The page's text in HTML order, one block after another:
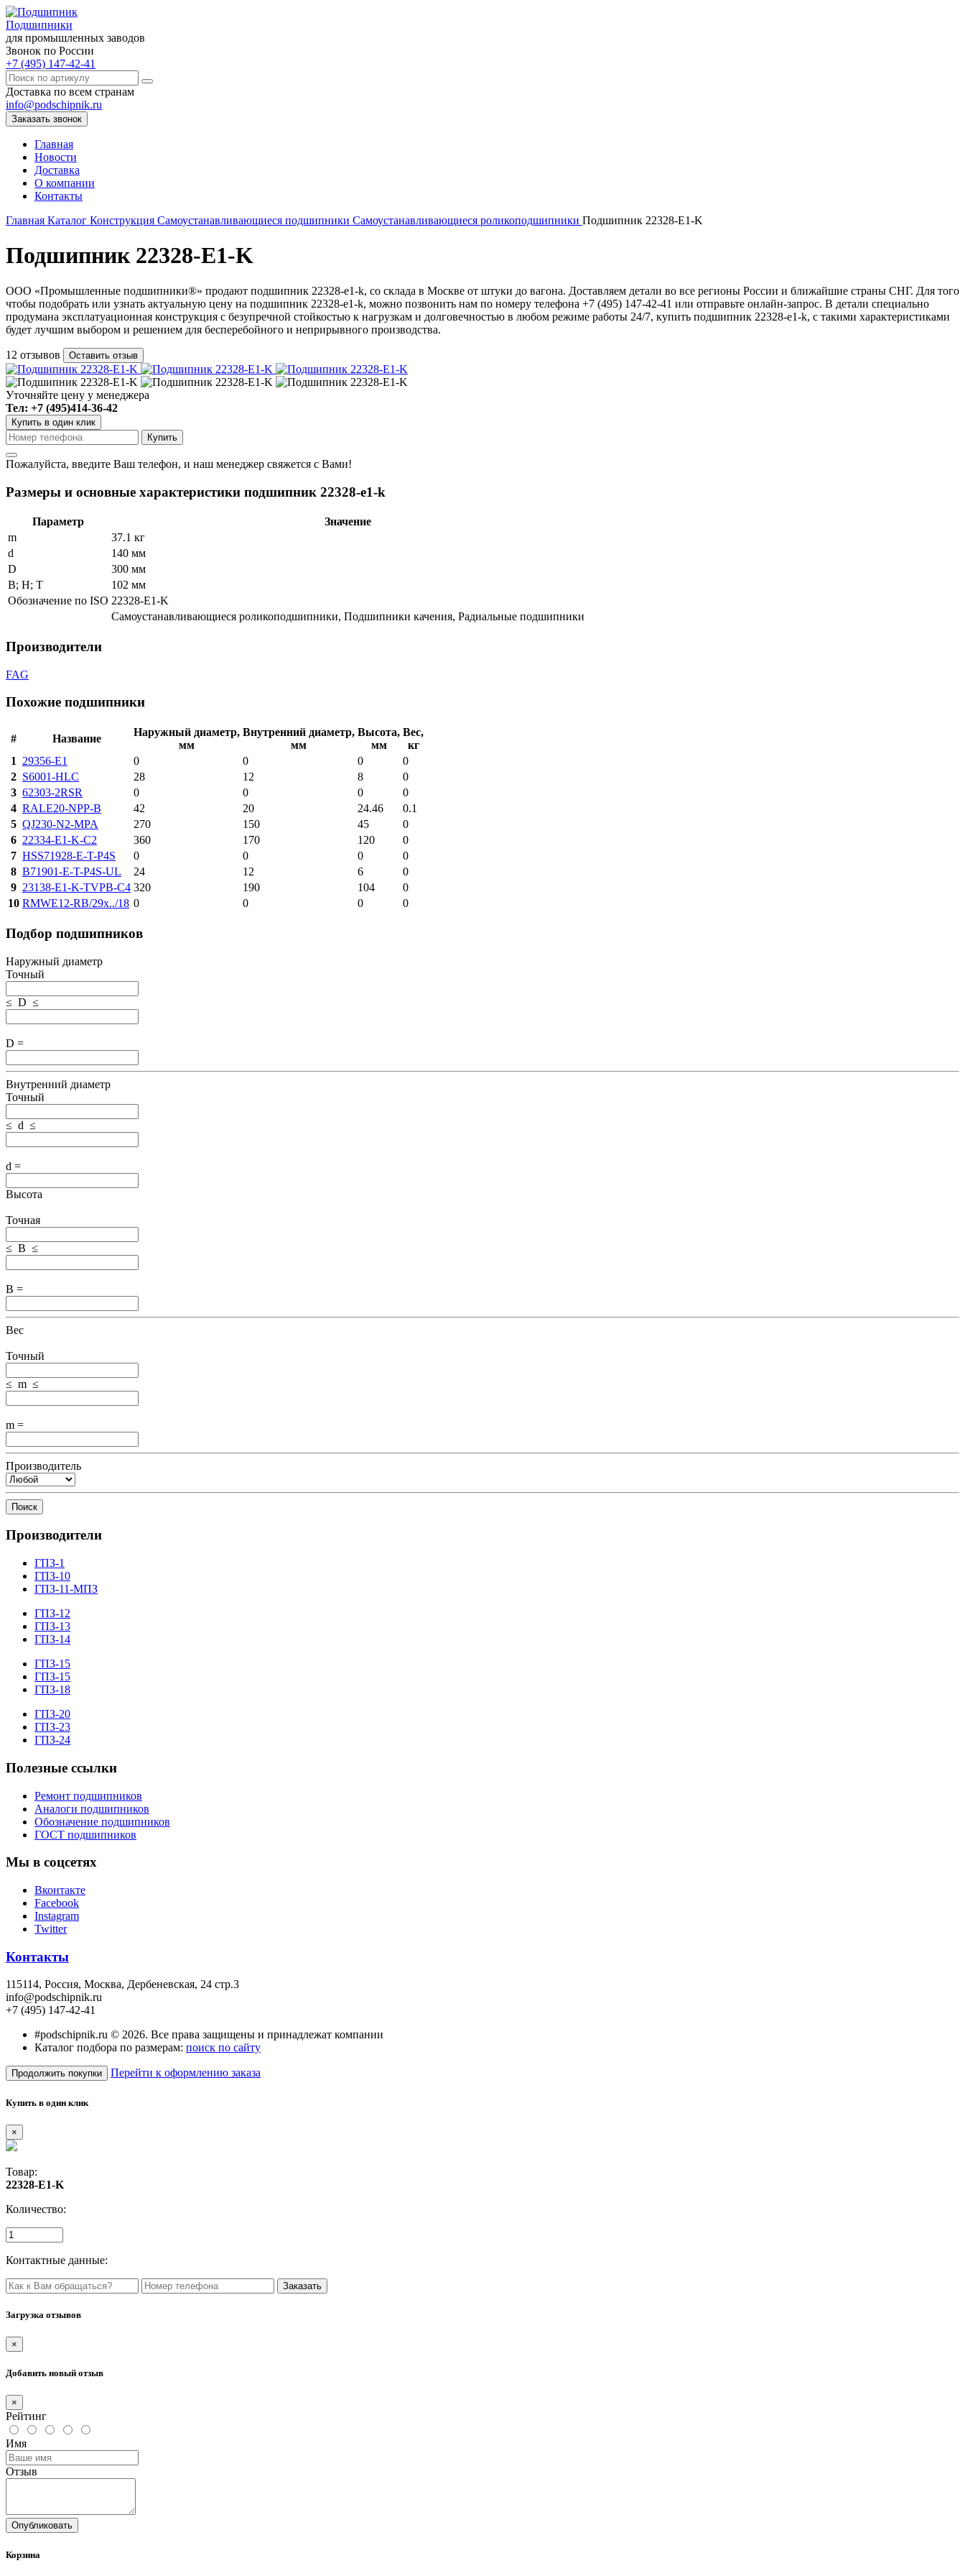
Подшипники
для промышленных заводов
Звонок по России
+7 (495) 147-42-41
Доставка по всем странам
info@podschipnik.ru
Заказать звонок
Главная
Новости
Доставка
О компании
Контакты
Главная Каталог Конструкция Самоустанавливающиеся подшипники Самоустанавливающиеся роликоподшипники Подшипник 22328-E1-K
Подшипник 22328-E1-K
ООО «Промышленные подшипники®» продают подшипник 22328-e1-k, со склада в Москве от штуки до вагона. Доставляем детали во все регионы России и ближайшие страны СНГ. Для того
чтобы подобрать или узнать актуальную цену на подшипник 22328-e1-k, можно позвонить нам по номеру телефона +7 (495) 147-42-41 или отправьте онлайн-запрос. В детали специально
продумана эксплатуационная конструкция с безупречной стойкостью к нагрузкам и долговечностью в любом режиме работы 24/7, купить подшипник 22328-e1-k, с такими характеристиками
будет лучшим выбором и решением для бесперебойного и неприрывного производства.
12 отзывов Оставить отзыв
Уточняйте цену у менеджера
Тел: +7 (495)414-36-42
Купить в один клик
Пожалуйста, введите Ваш телефон, и наш менеджер свяжется с Вами!
Размеры и основные характеристики подшипник 22328-e1-k
Параметр
Значение
m
37.1 кг
d
140 мм
D
300 мм
В; Н; Т
102 мм
Обозначение по ISO 22328-E1-K
Самоустанавливающиеся роликоподшипники, Подшипники качения, Радиальные подшипники
Производители
FAG
Похожие подшипники
# Название
Наружный диаметр,
мм
Внутренний диаметр,
мм
Высота,
мм
Вес,
кг
1
29356-E1 0 0 0
0
2 S6001-HLC 28 12 8
0
3 62303-2RSR 0 0 0
0
4 RALE20-NPP-B 42 20 24.46
0.1
5 QJ230-N2-MPA 270 150 45
0
6 22334-E1-K-C2 360 170 120
0
7 HSS71928-E-T-P4S 0 0 0
0
8 B71901-E-T-P4S-UL 24 12 6
0
9 23138-E1-K-TVPB-C4 320 190 104
0
10 RMWE12-RB/29x../18 0 0 0 0
Подбор подшипников
Наружный диаметр
Точный
≤ D ≤
D =
Внутренний диаметр
Точный
≤ d ≤
d =
Высота
Точная
≤ B ≤
B =
Вес
Точный
≤ m ≤
m =
Производитель
Поиск
Производители
ГПЗ-1
ГПЗ-10
ГПЗ-11-МПЗ
ГПЗ-12
ГПЗ-13
ГПЗ-14
ГПЗ-15
ГПЗ-15
ГПЗ-18
ГПЗ-20
ГПЗ-23
ГПЗ-24
Полезные ссылки
Ремонт подшипников
Аналоги подшипников
Обозначение подшипников
ГОСТ подшипников
Мы в соцсетях
Вконтакте
Facebook
Instagram
Twitter
Контакты
115114, Россия, Москва, Дербеневская, 24 стр.3
info@podschipnik.ru
+7 (495) 147-42-41
#podschipnik.ru © 2026. Все права защищены и принадлежат компании
Каталог подбора по размерам: поиск по сайту
Продолжить покупки Перейти к оформлению заказа
Купить в один клик
×
Товар:
22328-E1-K
Количество:
Контактные данные:
Загрузка отзывов
×
Добавить новый отзыв
×
Рейтинг
Имя
Отзыв
Опубликовать
Корзина